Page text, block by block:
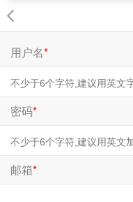
用户名*
密码*
邮箱*